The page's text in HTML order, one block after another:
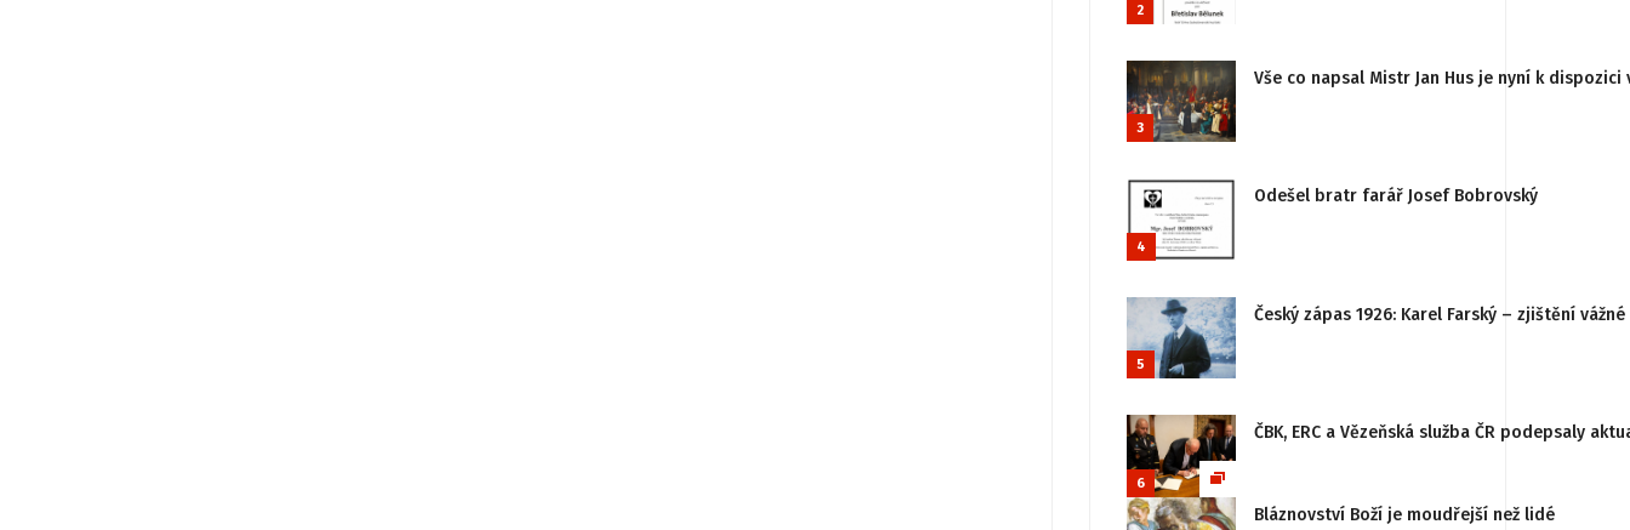
2
3
Vše co napsal Mistr Jan Hus je nyní k
4
Odešel bratr farář Josef Bobrovský
5
Český zápas 1926: Karel Farský – zjištění
6
ČBK, ERC a Vězeňská služba ČR podepsaly
Bláznovství Boží je moudřejší než lidé